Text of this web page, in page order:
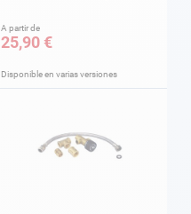
A partir de
25,90 €
Disponible en varias versiones